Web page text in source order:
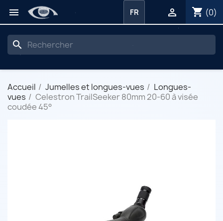
 shopping_cart (0)

FR
search
Accueil Jumelles et longues-vues
Longues-
vues
Celestron TrailSeeker 80mm 20-60 à visée
coudée 45°